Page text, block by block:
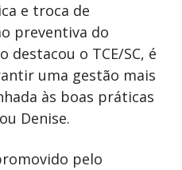
e troca de
preventiva do
o TCE/SC, é
uma gestão mais
às boas práticas
Denise.
pelo